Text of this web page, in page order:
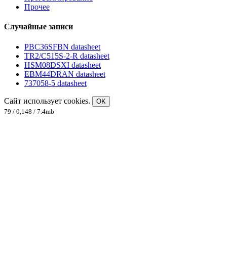
Прочее
Случайные записи
PBC36SFBN datasheet
TR2/C515S-2-R datasheet
HSM08DSXI datasheet
EBM44DRAN datasheet
737058-5 datasheet
Сайт использует cookies.
OK
79 / 0,148 / 7.4mb